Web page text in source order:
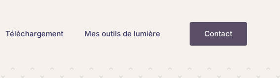
Téléchargement Mes outils de lumière Contact